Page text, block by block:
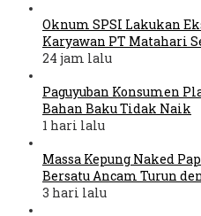
Oknum SPSI Lakukan
Karyawan PT Matahari
24 jam lalu
Paguyuban Konsumen
Bahan Baku Tidak Naik
1 hari lalu
Massa Kepung Naked
Bersatu Ancam Turun
3 hari lalu